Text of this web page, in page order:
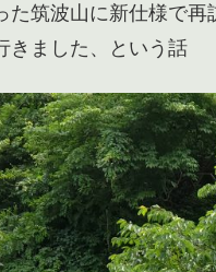
た筑波山に新仕様で
きました、という話